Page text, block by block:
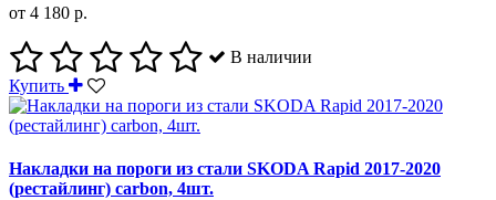
от 4 180 р.
В наличии
Купить
Накладки на пороги из стали SKODA Rapid 2017-2020
(рестайлинг) carbon, 4шт.